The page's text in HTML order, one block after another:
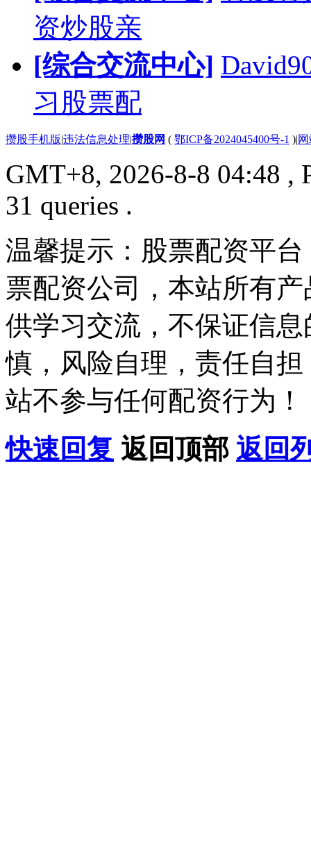
资炒股亲
[综合交流中心]
习股票配
攒股手机版|违法信息处理|攒股网 ( 鄂ICP备2024045400号-1 )|
GMT+8, 2026-8-8 04:48 ,
31 queries .
温馨提示：股票配资平
票配资公司，本站所有
供学习交流，不保证信
慎，风险自理，责任自
站不参与任何配资行为！
快速回复 返回顶部 返回